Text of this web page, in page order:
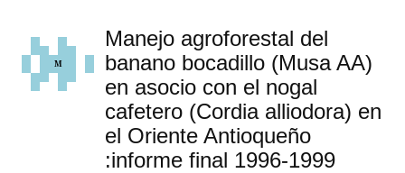
Manejo agroforestal del
banano bocadillo (Musa AA)
en asocio con el nogal
cafetero (Cordia alliodora) en
el Oriente Antioqueño
:informe final 1996-1999